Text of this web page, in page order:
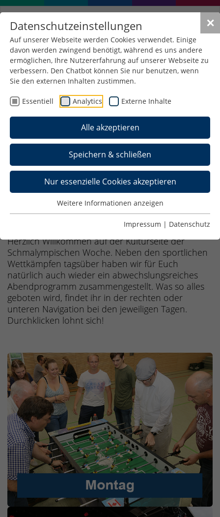
✕
Datenschutzeinstellungen
Auf unserer Webseite werden Cookies verwendet. Einige
davon werden zwingend benötigt, während es uns andere
ermöglichen, Ihre Nutzererfahrung auf unserer Webseite zu
verbessern. Den Chatbot können Sie nur benutzen, wenn
Sie den externen Inhalten zustimmen.
Essentiell Analytics Externe Inhalte
Alle akzeptieren
Speichern & schließen
Nur essenzielle Cookies akzeptieren
Weitere Informationen anzeigen
Impressum | Datenschutz
Kulturelles Programm
Herzlich Willkommen auf der Kulturseite der
Schmalympischen Woche. Neben den sportlichen
Wettkämpfen tagsüber haben wir für Euch
natürlich auch wieder ein abwechslungsreiches
Abendprogramm zusammengestellt. Was so alles
geboten wird, findet ihr in der rechten oder
unteren Navigation bei den jeweiligen Tagen.
Durchklicken lohnt sich!